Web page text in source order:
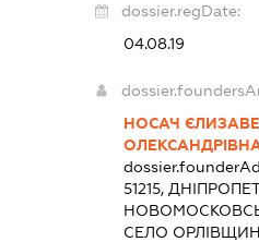
dossier.regDate:
04.08.19
НОСАЧ
51215,
СЕЛО